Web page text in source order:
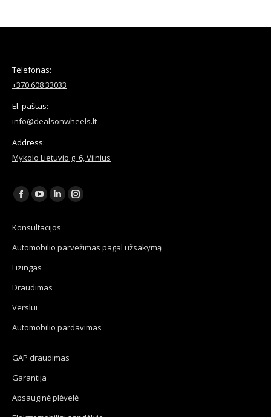
Telefonas:
+370 608 33033
El. paštas:
info@dealsonwheels.lt
Address:
Mykolo Lietuvio g. 6, Vilnius
Find us on:
Facebook
opens
in
new
YouTube
opens
in
new
Linkedin
opens
in
Instagram
in
Konsultacijos
Automobilio parvežimas pagal užsakymą
Lizingas
Draudimas
Verslui
Automobilio pardavimas
GAP draudimas
Garantija
Apsauginė plėvelė